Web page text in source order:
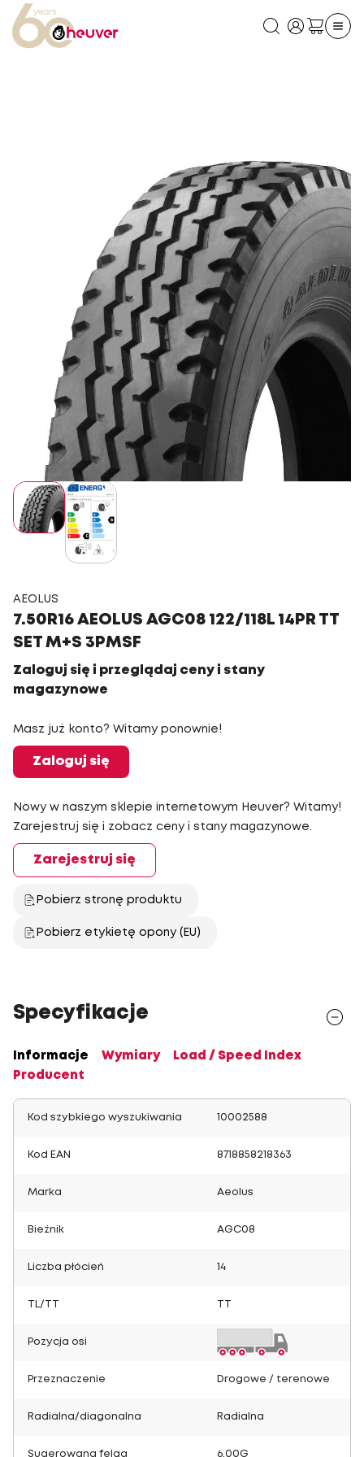
AEOLUS
7.50R16 AEOLUS AGC08 122/118L 14PR TT
SET M+S 3PMSF
Zaloguj się i przeglądaj ceny i stany
magazynowe
Masz już konto? Witamy ponownie!
Zaloguj się
Nowy w naszym sklepie internetowym Heuver? Witamy!
Zarejestruj się i zobacz ceny i stany magazynowe.
Zarejestruj się
Pobierz stronę produktu
Pobierz etykietę opony (EU)
Specyfikacje
Informacje Wymiary
Load / Speed Index
Producent
Kod szybkiego wyszukiwania 10002588
Kod EAN 8718858218363
Marka Aeolus
Bieżnik AGC08
Liczba płócień 14
TL/TT
Pozycja osi
Przeznaczenie Drogowe / terenowe
Radialna/diagonalna Radialna
Sugerowana felga 6.00G